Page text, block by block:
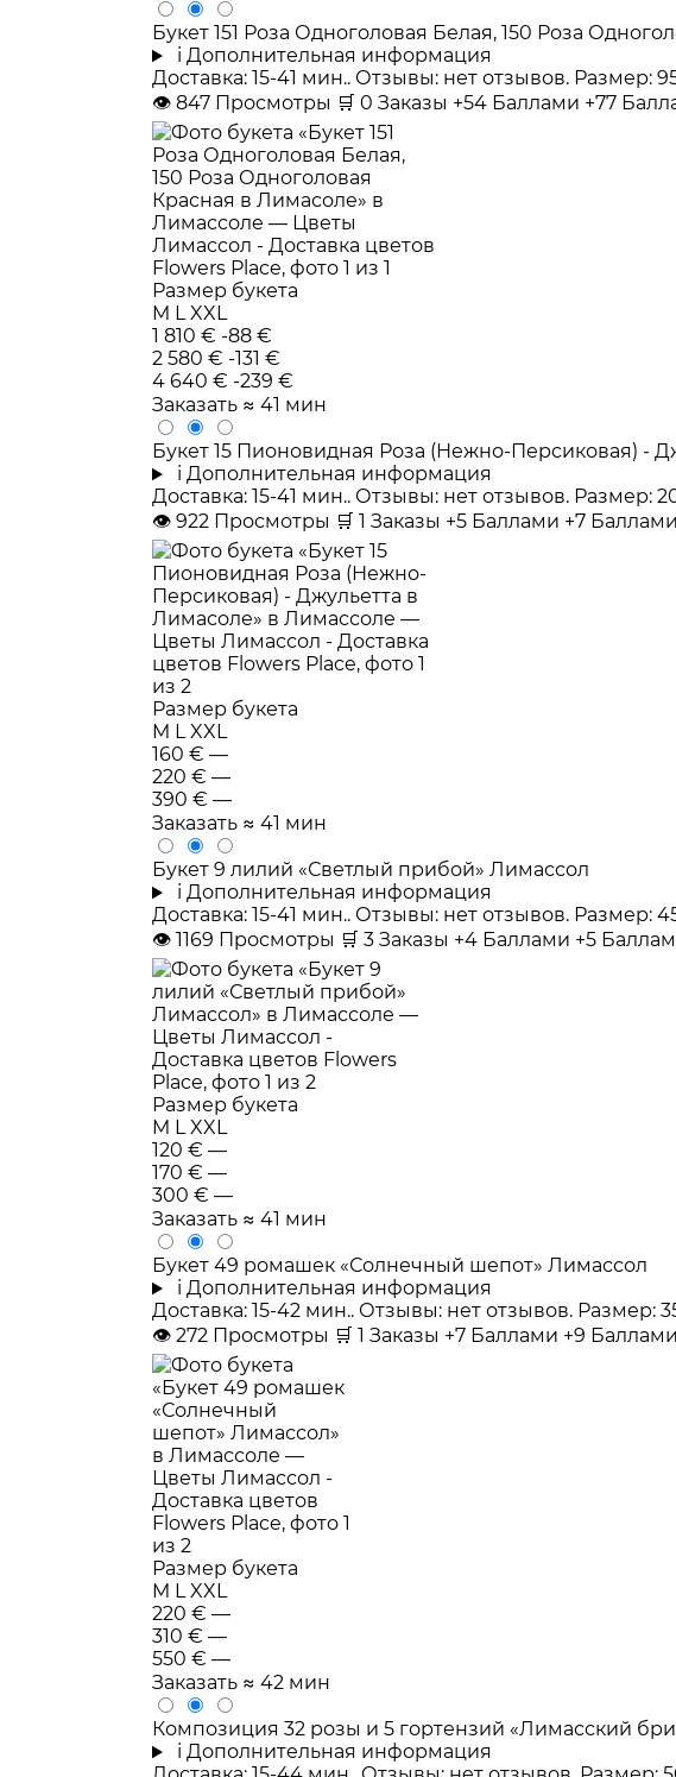
Букет 151 Роза Одноголовая Белая, 150 Роза
i Дополнительная информация
Доставка: 15-41 мин.. Отзывы: нет отзывов.
👁 847 Просмотры 🛒 0 Заказы +54 Баллами +77
Размер букета
M LXXL
1 810 € -88 €
2 580 € -131 €
4 640 € -239 €
Заказать ≈ 41 мин
Букет 15 Пионовидная Роза (Нежно-Персиковая) -
i Дополнительная информация
Доставка: 15-41 мин.. Отзывы: нет отзывов. Размер:
👁 922 Просмотры 🛒 1 Заказы +5 Баллами +7 Баллами
Размер букета
M LXXL
160 € —
220 € —
390 € —
Заказать ≈ 41 мин
Букет 9 лилий «Светлый прибой» Лимассол
i Дополнительная информация
Доставка: 15-41 мин.. Отзывы: нет отзывов. Размер:
👁 1169 Просмотры 🛒 3 Заказы +4 Баллами +5
Размер букета
M LXXL
120 € —
170 € —
300 € —
Заказать ≈ 41 мин
Букет 49 ромашек «Солнечный шепот» Лимассол
i Дополнительная информация
Доставка: 15-42 мин.. Отзывы: нет отзывов.
👁 272 Просмотры 🛒 1 Заказы +7 Баллами +9 Баллами
Размер букета
M LXXL
220 € —
310 € —
550 € —
Заказать ≈ 42 мин
Композиция 32 розы и 5 гортензий «Лимасский
i Дополнительная информация